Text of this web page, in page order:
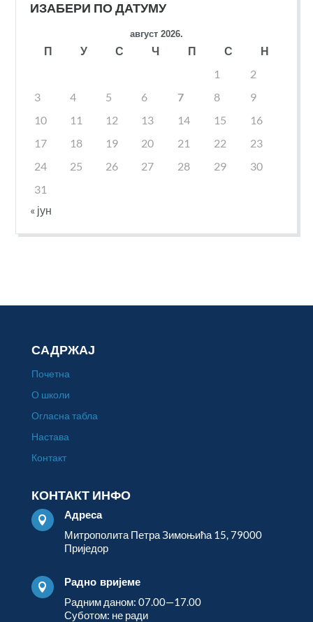
ИЗАБЕРИ ПО ДАТУМУ
август 2026.
П У С Ч П С
Н
1
2
3
4 5 6 7 8
9
10
11 12 13 14 15
16
17
18 19 20 21 22
23
24
25 26 27 28 29
30
31
« јун
САДРЖАЈ
Почетна
О школи
Огласна табла
Настава
Контакт
КОНТАКТ ИНФО

Адреса
Митрополита Петра Зимоњића 15, 79000
Приједор

Радно вријеме
Радним даном: 07.00—17.00
Суботом: не ради